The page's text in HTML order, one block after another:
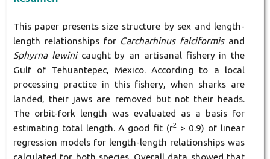
This paper presents size structure by sex and length-
length relationships for Carcharhinus falciformis and
Sphyrna lewini caught by an artisanal fishery in the
Gulf of Tehuantepec, Mexico. According to a local
processing practice in this fishery, when sharks are
landed, their jaws are removed but not their heads.
The orbit-fork length was evaluated as a basis for
estimating total length. A good fit (r2
> 0.9) of linear
regression models for length-length relationships was
calculated for both species. Overall data showed that